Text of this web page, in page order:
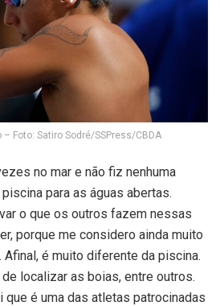
– Foto: Satiro Sodré/SSPress/CBDA
no mar e não fiz nenhuma
para as águas abertas.
o que os outros fazem nessas
porque me considero ainda muito
Afinal, é muito diferente da piscina.
localizar as boias, entre outros.
que é uma das atletas patrocinadas